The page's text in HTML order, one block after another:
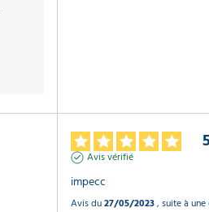
Avis vérifié
impecc
Avis du27/05/2023, suite à